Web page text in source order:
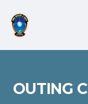
OUTING